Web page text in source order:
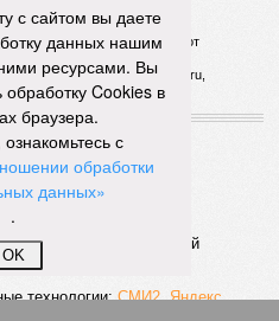
редактор:Горевой Р. Г.
ЭЛ № ФС 77 - 72681 от
редакции:versia@versia.ru,
без индексируемой
технологии:СМИ2, Яндекс,
с сайтом вы даете
данных нашим
ресурсами. Вы
обработку Cookies в
браузера.
с
обработки
данных»
.
OK